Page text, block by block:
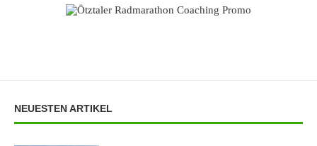
NEUESTEN ARTIKEL